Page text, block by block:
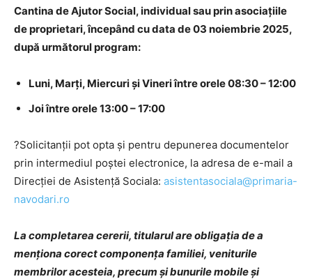
Cantina de Ajutor Social, individual sau prin asociaţiile
de proprietari, începând cu data de 03 noiembrie 2025,
după următorul program:
Luni, Marţi, Miercuri şi Vineri între orele 08:30 – 12:00
Joi între orele 13:00 – 17:00
?Solicitanţii pot opta şi pentru depunerea documentelor
prin intermediul poştei electronice, la adresa de e-mail a
Direcţiei de Asistenţă Sociala: asistentasociala@primaria-
navodari.ro
La completarea cererii, titularul are obligaţia de a
menţiona corect componenţa familiei, veniturile
membrilor acesteia, precum şi bunurile mobile şi